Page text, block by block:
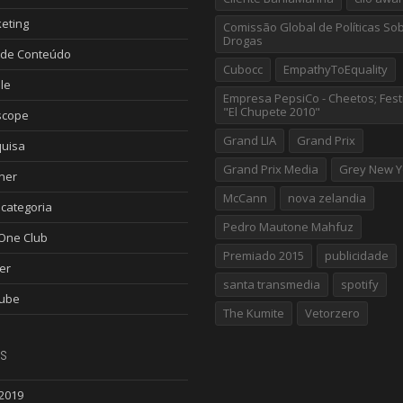
Conteúdo
Club
Comissão Global de Políticas
Drogas
Cubocc
EmpathyToEquality
Empresa PepsiCo - Cheetos;
"El Chupete 2010"
Grand LIA
Grand Prix
Grand Prix Media
Grey New
McCann
nova zelandia
Pedro Mautone Mahfuz
Premiado 2015
publicidade
santa transmedia
spotify
The Kumite
Vetorzero